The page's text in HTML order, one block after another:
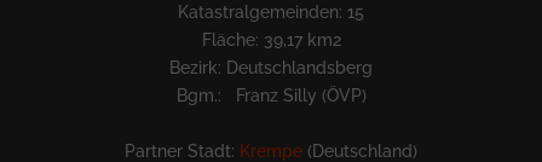
Katastralgemeinden: 15
Fläche: 39,17 km2
Bezirk: Deutschlandsberg
Bgm.: Franz Silly (ÖVP)
Partner Stadt: Krempe (Deutschland)